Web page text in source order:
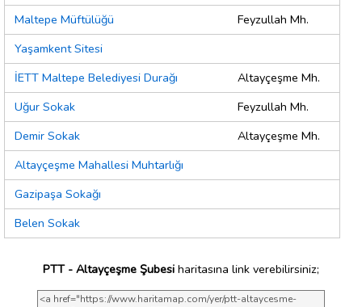
Maltepe Müftülüğü
Feyzullah Mh.
Yaşamkent Sitesi
İETT Maltepe Belediyesi Durağı
Altayçeşme Mh.
Uğur Sokak
Feyzullah Mh.
Demir Sokak
Altayçeşme Mh.
Altayçeşme Mahallesi Muhtarlığı
Gazipaşa Sokağı
Belen Sokak
PTT - Altayçeşme Şubesi haritasına link verebilirsiniz;